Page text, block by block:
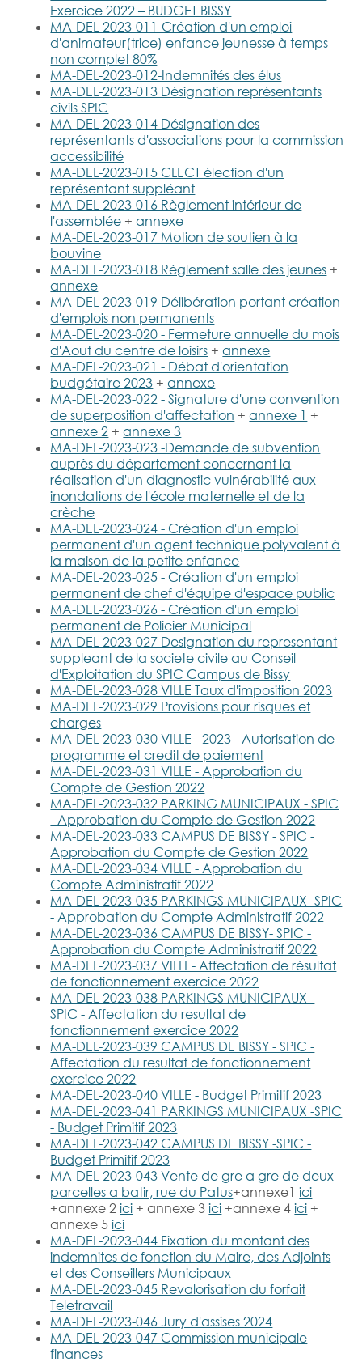
Arrêtés en
vigueur
Actes des
CCAS
Décisions du
maire
Conseils
municipaux
Délibérations
Procès
verbaux des
commissions
Le territoire
Ccgpsl
Prévention-
conseils
Téléalarme
canicule &
prévention
Services à la
personne
mobilité
réduite
Informations
urbanisme
Interventions
Informations
enedis - cesml
Informations
Travaux
d'élagage et
d'abattage
Accès rapports
d'activités
Ppr in, ppr if,
carte de
prevention du
Conseil
d'architecture,
d'urbanisme et
l'environnement
de l'hérault
Eau : passage
en régie & prix
de l'eau
Agenda 21 : la
démarche
Les gestes
citoyens
Environnement
Transports -
mobilité
des risques
Comité
communal des
feux de forêts
(CCFF)
Réserve
communale
sécurité civile
(RCSC)
Plan communal
sauvegarde
(PCS) & DICRIM
Obligation
légale de
débroussaillage
PPR.In & PPR.IF
Pluie-
inondation :
explications &
bons
comportements
Feux de forêt :
prevention-
carte vigilance
Alerte SMS
Registre
personnes
vulnérables
Dispositif
national fr-alert
La sirène
Sécurité
Astreinte
téléphonique
Vols &
cambriolages
Tranquillité
vancances
Vidéoprotection
Vigilance :
participation
citoyenne
Plainte en ligne
Vigipirate
Obligation légale
débroussaillement
(OLD)
Prévention
routière :
programme srav
Sécurité routière :
trottinette & vélo
Stationnement
pour véhicules
électriques
Occupation de la
voie publique
Démarchage à
domicile
Cybersécurité
Exercice 2022 – BUDGET BISSY
MA-DEL-2023-011-Création d'un emploi
d'animateur(trice) enfance jeunesse à temps
non complet 80%
MA-DEL-2023-012-Indemnités des élus
MA-DEL-2023-013 Désignation représentants
civils SPIC
MA-DEL-2023-014 Désignation des
représentants d'associations pour la commission
accessibilité
MA-DEL-2023-015 CLECT élection d'un
représentant suppléant
MA-DEL-2023-016 Règlement intérieur de
l'assemblée +annexe
MA-DEL-2023-017 Motion de soutien à la
bouvine
MA-DEL-2023-018 Règlement salle des jeunes +
annexe
MA-DEL-2023-019 Délibération portant création
d'emplois non permanents
MA-DEL-2023-020 - Fermeture annuelle du mois
d'Aout du centre de loisirs +annexe
MA-DEL-2023-021 - Débat d'orientation
budgétaire 2023 +annexe
MA-DEL-2023-022 - Signature d'une convention
de superposition d'affectation +annexe 1 +
annexe 2 +annexe 3
MA-DEL-2023-023 -Demande de subvention
auprès du département concernant la
réalisation d'un diagnostic vulnérabilité aux
inondations de l'école maternelle et de la
crèche
MA-DEL-2023-024 - Création d'un emploi
permanent d'un agent technique polyvalent à
la maison de la petite enfance
MA-DEL-2023-025 - Création d'un emploi
permanent de chef d'équipe d'espace public
MA-DEL-2023-026 - Création d'un emploi
permanent de Policier Municipal
MA-DEL-2023-027 Designation du representant
suppleant de la societe civile au Conseil
d'Exploitation du SPIC Campus de Bissy
MA-DEL-2023-028 VILLE Taux d'imposition 2023
MA-DEL-2023-029 Provisions pour risques et
charges
MA-DEL-2023-030 VILLE - 2023 - Autorisation de
programme et credit de paiement
MA-DEL-2023-031 VILLE - Approbation du
Compte de Gestion 2022
MA-DEL-2023-032 PARKING MUNICIPAUX - SPIC
- Approbation du Compte de Gestion 2022
MA-DEL-2023-033 CAMPUS DE BISSY - SPIC -
Approbation du Compte de Gestion 2022
MA-DEL-2023-034 VILLE - Approbation du
Compte Administratif 2022
MA-DEL-2023-035 PARKINGS MUNICIPAUX- SPIC
- Approbation du Compte Administratif 2022
MA-DEL-2023-036 CAMPUS DE BISSY- SPIC -
Approbation du Compte Administratif 2022
MA-DEL-2023-037 VILLE- Affectation de résultat
de fonctionnement exercice 2022
MA-DEL-2023-038 PARKINGS MUNICIPAUX -
SPIC - Affectation du resultat de
fonctionnement exercice 2022
MA-DEL-2023-039 CAMPUS DE BISSY - SPIC -
Affectation du resultat de fonctionnement
exercice 2022
MA-DEL-2023-040 VILLE - Budget Primitif 2023
MA-DEL-2023-041 PARKINGS MUNICIPAUX -SPIC
- Budget Primitif 2023
MA-DEL-2023-042 CAMPUS DE BISSY -SPIC -
Budget Primitif 2023
MA-DEL-2023-043 Vente de gre a gre de deux
parcelles a batir, rue du Patus+annexe1ici
+annexe 2ici + annexe 3ici +annexe 4ici +
annexe 5ici
MA-DEL-2023-044 Fixation du montant des
indemnites de fonction du Maire, des Adjoints
et des Conseillers Municipaux
MA-DEL-2023-045 Revalorisation du forfait
Teletravail
MA-DEL-2023-046 Jury d'assises 2024
MA-DEL-2023-047 Commission municipale
finances